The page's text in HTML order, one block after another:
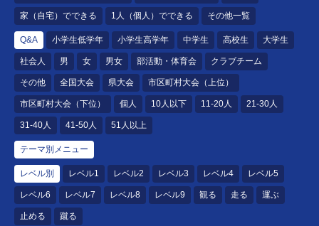
家（自宅）でできる 1人（個人）でできる その他一覧
Q&A 小学生低学年 小学生高学年 中学生 高校生 大学生
社会人 男 女 男女 部活動・体育会 クラブチーム
その他 全国大会 県大会 市区町村大会（上位）
市区町村大会（下位） 個人 10人以下 11-20人 21-30人
31-40人 41-50人 51人以上
テーマ別メニュー
レベル別 レベル1 レベル2 レベル3 レベル4 レベル5
レベル6 レベル7 レベル8 レベル9 観る 走る 運ぶ
止める 蹴る